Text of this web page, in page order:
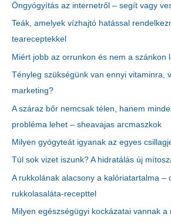
Öngyógyítás az internetről – segít vagy
Teák, amelyek vízhajtó hatással
teareceptekkel
Miért jobb az orrunkon és nem a szánkon
Tényleg szükségünk van ennyi vitaminra,
marketing?
A száraz bőr nemcsak télen, hanem
probléma lehet – sheavajas arcmaszkok
Milyen gyógyteát igyanak az egyes
Túl sok vizet iszunk? A hidratálás új
A rukkolának alacsony a kalóriatartalma –
rukkolasaláta-recepttel
Milyen egészségügyi kockázatai vannak a